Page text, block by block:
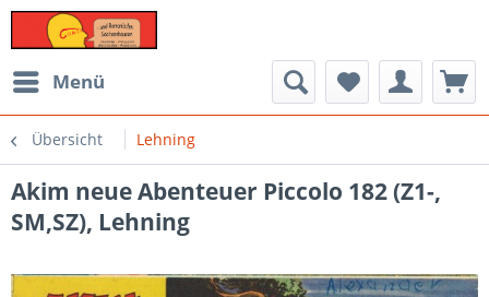
Menü
Übersicht Lehning
Akim neue Abenteuer Piccolo 182 (Z1-,
SM,SZ), Lehning